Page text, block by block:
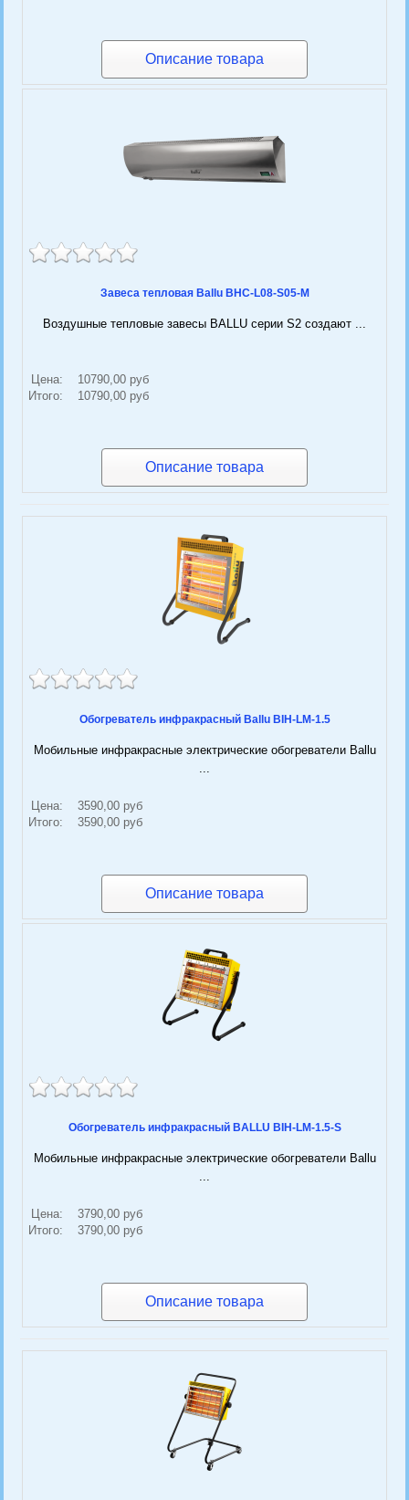
Описание товара
Завеса тепловая Ballu BHC-L08-S05-M
Воздушные тепловые завесы BALLU серии S2 создают ...
Цена:
10790,00 руб
Итого:
10790,00 руб
Описание товара
Обогреватель инфракрасный Ballu BIH-LM-1.5
Мобильные инфракрасные электрические обогреватели Ballu
...
Цена:
3590,00 руб
Итого:
3590,00 руб
Описание товара
Обогреватель инфракрасный BALLU BIH-LM-1.5-S
Мобильные инфракрасные электрические обогреватели Ballu
...
Цена:
3790,00 руб
Итого:
3790,00 руб
Описание товара